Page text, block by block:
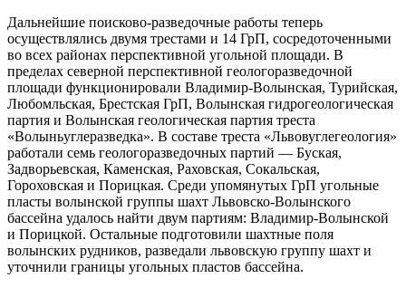
Дальнейшие поисково-разведочные работы теперь
осуществлялись двумя трестами и 14 ГрП, сосредоточенными
во всех районах перспективной угольной площади. В
пределах северной перспективной геологоразведочной
площади функционировали Владимир-Волынская, Турийская,
Любомльская, Брестская ГрП, Волынская гидрогеологическая
партия и Волынская геологическая партия треста
«Волыньуглеразведка». В составе треста «Львовуглегеология»
работали семь геологоразведочных партий — Буская,
Задворьевская, Каменская, Раховская, Сокальская,
Гороховская и Порицкая. Среди упомянутых ГрП угольные
пласты волынской группы шахт Львовско-Волынского
бассейна удалось найти двум партиям: Владимир-Волынской
и Порицкой. Остальные подготовили шахтные поля
волынских рудников, разведали львовскую группу шахт и
уточнили границы угольных пластов бассейна.